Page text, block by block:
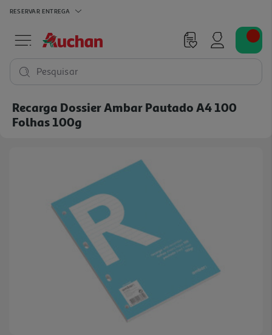
RESERVAR ENTREGA
Pesquisar
Recarga Dossier Ambar Pautado A4 100
Folhas 100g